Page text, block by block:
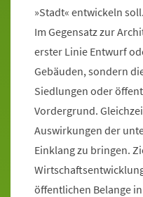
»Stadt« entwickeln soll.
Im Gegensatz zur
erster Linie Entwurf
Gebäuden, sondern
Siedlungen oder
Vordergrund.
Auswirkungen der
Einklang zu bringen.
öffentlichen Belange